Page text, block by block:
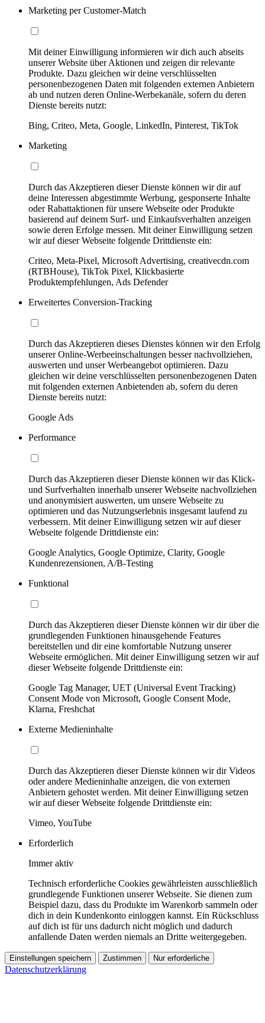
Marketing per Customer-Match
Mit deiner Einwilligung informieren wir dich auch abseits
unserer Website über Aktionen und zeigen dir relevante
Produkte. Dazu gleichen wir deine verschlüsselten
personenbezogenen Daten mit folgenden externen Anbietern
ab und nutzen deren Online-Werbekanäle, sofern du deren
Dienste bereits nutzt:
Bing, Criteo, Meta, Google, LinkedIn, Pinterest, TikTok
Marketing
Durch das Akzeptieren dieser Dienste können wir dir auf
deine Interessen abgestimmte Werbung, gesponserte Inhalte
oder Rabattaktionen für unsere Webseite oder Produkte
basierend auf deinem Surf- und Einkaufsverhalten anzeigen
sowie deren Erfolge messen. Mit deiner Einwilligung setzen
wir auf dieser Webseite folgende Drittdienste ein:
Criteo, Meta-Pixel, Microsoft Advertising, creativecdn.com
(RTBHouse), TikTok Pixel, Klickbasierte
Produktempfehlungen, Ads Defender
Erweitertes Conversion-Tracking
Durch das Akzeptieren dieses Dienstes können wir den Erfolg
unserer Online-Werbeeinschaltungen besser nachvollziehen,
auswerten und unser Werbeangebot optimieren. Dazu
gleichen wir deine verschlüsselten personenbezogenen Daten
mit folgenden externen Anbietenden ab, sofern du deren
Dienste bereits nutzt:
Google Ads
Performance
Durch das Akzeptieren dieser Dienste können wir das Klick-
und Surfverhalten innerhalb unserer Webseite nachvollziehen
und anonymisiert auswerten, um unsere Webseite zu
optimieren und das Nutzungserlebnis insgesamt laufend zu
verbessern. Mit deiner Einwilligung setzen wir auf dieser
Webseite folgende Drittdienste ein:
Google Analytics, Google Optimize, Clarity, Google
Kundenrezensionen, A/B-Testing
Funktional
Durch das Akzeptieren dieser Dienste können wir dir über die
grundlegenden Funktionen hinausgehende Features
bereitstellen und dir eine komfortable Nutzung unserer
Webseite ermöglichen. Mit deiner Einwilligung setzen wir auf
dieser Webseite folgende Drittdienste ein:
Google Tag Manager, UET (Universal Event Tracking)
Consent Mode von Microsoft, Google Consent Mode,
Klarna, Freshchat
Externe Medieninhalte
Durch das Akzeptieren dieser Dienste können wir dir Videos
oder andere Medieninhalte anzeigen, die von externen
Anbietern gehostet werden. Mit deiner Einwilligung setzen
wir auf dieser Webseite folgende Drittdienste ein:
Vimeo, YouTube
Erforderlich
Immer aktiv
Technisch erforderliche Cookies gewährleisten ausschließlich
grundlegende Funktionen unserer Webseite. Sie dienen zum
Beispiel dazu, dass du Produkte im Warenkorb sammeln oder
dich in dein Kundenkonto einloggen kannst. Ein Rückschluss
auf dich ist für uns dadurch nicht möglich und dadurch
anfallende Daten werden niemals an Dritte weitergegeben.
Einstellungen speichern Zustimmen Nur erforderliche
Datenschutzerklärung